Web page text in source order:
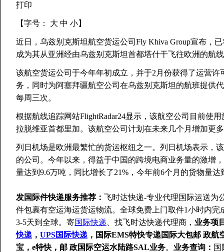
打印
【字号： 大 中 小】
近日，乌兹别克斯坦航空货运公司Fly Khiva Group宣布，
成为其从亚洲经由乌兹别克斯坦首都塔什干飞往欧洲的航
该航空货运公司于今年年初成立，并于2月份获得了运营
务，同时为阿塞拜疆航空公司在乌兹别克斯坦的航班提供
每周三次。
根据航线追踪网站FlightRadar24显示，该航空公司目前使
拉脱维亚首都里加。该航空公司计划在未来几个月增加更
列日机场是欧洲最繁忙的货运枢纽之一。列日机场表示，
的公司。今年以来，得益于中国的跨境电商业务量的激增
量达到9.6万吨，同比增长了21%，今年前6个月的货物量
发国际件快递服务推荐： 飞时达快递-专业代理国际运送为
件包裹有空运海运货运物流。全球免费上门取件1小时内完
3-5天到全球。寄国际快递、找飞时达快递代理商， 业务项
快递 ， UPS国际快递 ，国际EMS特快专递国际大包邮 政
宝，e特快，邮 政国际空运水陆路SAL业务。 业务查询： 国